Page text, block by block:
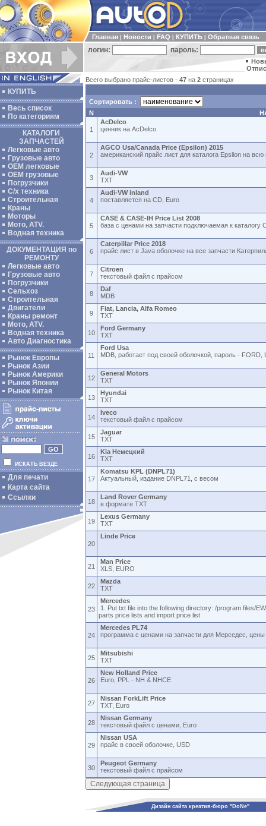
Главная Новости FAQ КУПИТЬ Обратная связь
логин: пароль:
КУПИТЬ
Весь список
По категориям
КАТАЛОГИ
ЗАПЧАСТЕЙ
Легковые авто
Грузовые авто
ОЕМ легковые
OEM грузовые
Погрузчики
С/х техника
Строительная
Краны
Моторы
Мото, ATV.
Водная техника
ДОКУМЕНТАЦИЯ по
РЕМОНТУ
Легковые авто
Грузовые авто
Погрузчики
Сельхоз
Строительная
Двигатели
Краны ремонт
Мото, ATV.
Водная техника
Авто Диагностика
Рынок Европы
Рынок Азии
Рынок Америки
Рынок Японии
Рынок Китая
ИСКАТЬ ВЕЗДЕ
Для печати
Карта сайта
Ссылки
Всего выбрано прайс-листов - 47 на 2 страницах
Сортировать :
N
1
AcDelco
ценник на AcDelco
2
AGCO Usa/Canada Price (Epsilon) 2015
американский прайс лист для каталога Epsilon на
3
Audi-VW
TXT
4
Audi-VW inland
поставляется на CD, Euro
5
CASE & CASE-IH Price List 2008
база с ценами на запчасти подключаемая к каталогу
6
Caterpillar Price 2018
прайс лист в Java оболочке на все запчасти
7
Citroen
текстовый файл с прайсом
8
Daf
MDB
9
Fiat, Lancia, Alfa Romeo
TXT
10
Ford Germany
TXT
11
Ford Usa
MDB, работает под своей оболочкой, пароль - FORD,
12
General Motors
TXT
13
Hyundai
TXT
14
Iveco
текстовый файл с прайсом
15
Jaguar
TXT
16
Kia Немецкий
TXT
17
Komatsu KPL (DNPL71)
Актуальный, издание DNPL71, с весом
18
Land Rover Germany
в формате TXT
19
Lexus Germany
TXT
20
Linde Price
21
Man Price
XLS, EURO
22
Mazda
TXT
23
Mercedes
1. Put txt file into the following directory: /program files/
parts price lists and import price list
24
Mercedes PL74
программа с ценами на запчасти для Мерседес, цены
25
Mitsubishi
TXT
26
New Holland Price
Euro, PPL - NH & NHCE
27
Nissan ForkLift Price
TXT, Euro
28
Nissan Germany
текстовый файл с ценами, Euro
29
Nissan USA
прайс в своей оболочке, USD
30
Peugeot Germany
текстовый файл с прайсом
Дизайн сайта креатив-бюро "DoNe"